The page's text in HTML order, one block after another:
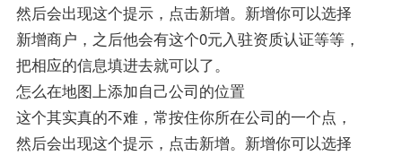
然后会出现这个提示，点击新增。新增你可以选择
新增商户，之后他会有这个0元入驻资质认证等等，
把相应的信息填进去就可以了。
怎么在地图上添加自己公司的位置
这个其实真的不难，常按住你所在公司的一个点，
然后会出现这个提示，点击新增。新增你可以选择